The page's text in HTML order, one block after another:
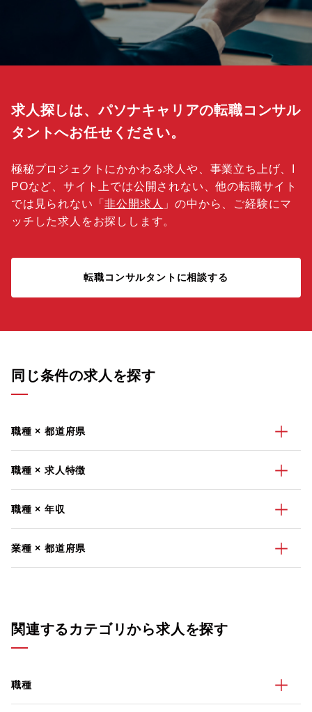
求人探しは、パソナキャリアの転職コンサル
タントへお任せください。
極秘プロジェクトにかかわる求人や、事業立ち上げ、I
POなど、サイト上では公開されない、他の転職サイト
では見られない「非公開求人 」の中から、ご経験にマ
ッチした求人をお探しします。
転職コンサルタントに相談する
同じ条件の求人を探す
職種 × 都道府県
職種 × 求人特徴
職種 × 年収
業種 × 都道府県
関連するカテゴリから求人を探す
職種